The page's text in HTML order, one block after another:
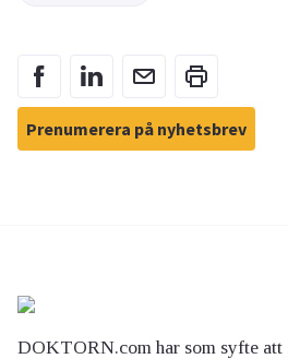
Prenumerera på nyhetsbrev
DOKTORN.com har som syfte att